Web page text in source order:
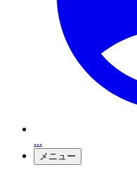
...
メニュー